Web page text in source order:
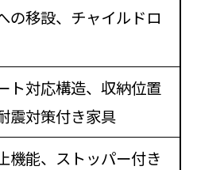
の移設、チャイルドロ
ト対応構造、収納位置
震対策付き家具
機能、ストッパー付き